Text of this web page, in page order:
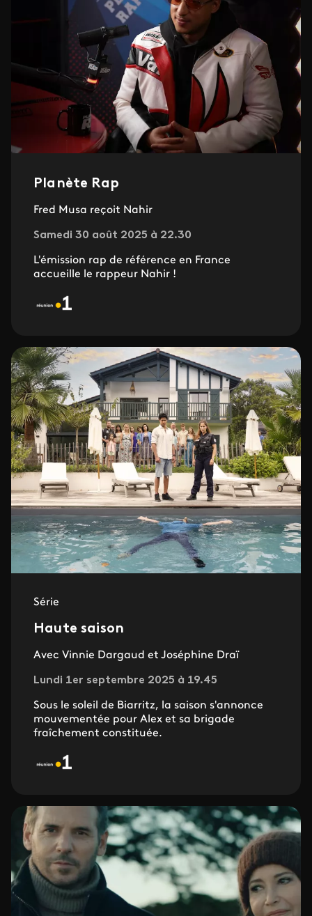
Planète Rap
Fred Musa reçoit Nahir
Samedi 30 août 2025 à 22.30
L'émission rap de référence en France
accueille le rappeur Nahir !
Série
Haute saison
Avec Vinnie Dargaud et Joséphine Draï
Lundi 1er septembre 2025 à 19.45
Sous le soleil de Biarritz, la saison s'annonce
mouvementée pour Alex et sa brigade
fraîchement constituée.